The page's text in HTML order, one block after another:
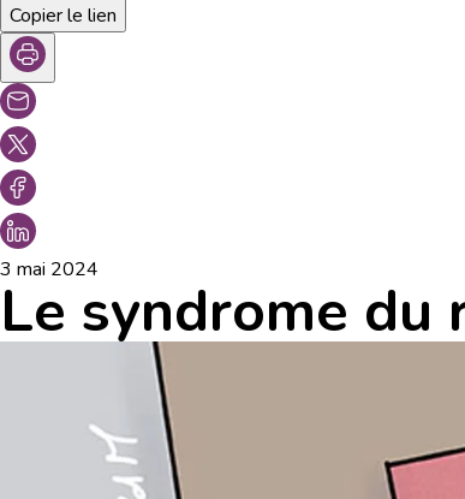
Copier le lien
3 mai 2024
Le syndrome